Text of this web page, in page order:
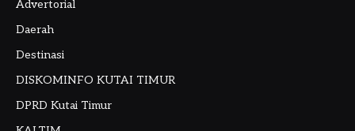
Advertorial
Daerah
Destinasi
DISKOMINFO KUTAI TIMUR
DPRD Kutai Timur